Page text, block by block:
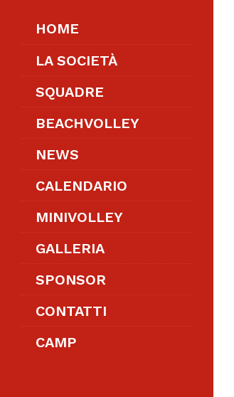
HOME
LA SOCIETÀ
SQUADRE
BEACHVOLLEY
NEWS
CALENDARIO
MINIVOLLEY
GALLERIA
SPONSOR
CONTATTI
CAMP